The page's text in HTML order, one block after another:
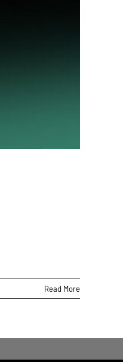
Read More